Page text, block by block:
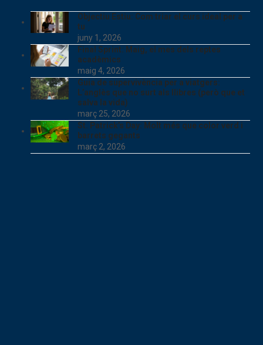
Objectiu Estiu: Com triar el curs ideal per a
tu
juny 1, 2026
Final Sprint: Maig, el mes dels reptes
acadèmics
maig 4, 2026
Guia de supervivència per a viatgers:
L’anglès que no surt als llibres (però que et
salva la vida)
març 25, 2026
St. Patrick’s Day: Molt més que color verd i
barrets gegants
març 2, 2026